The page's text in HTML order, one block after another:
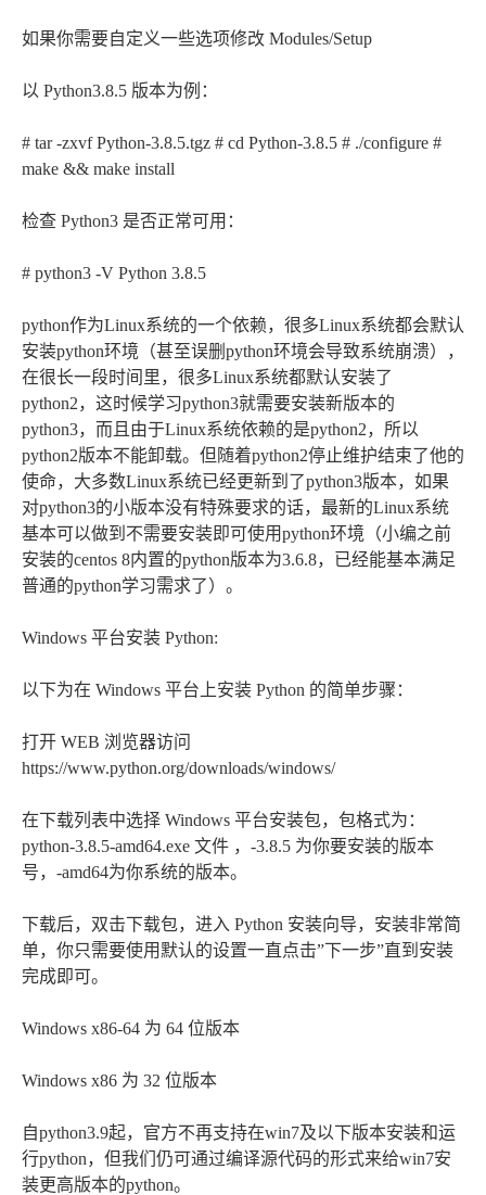
如果你需要自定义一些选项修改 Modules/Setup
以 Python3.8.5 版本为例：
# tar -zxvf Python-3.8.5.tgz # cd Python-3.8.5 # ./configure #
make && make install
检查 Python3 是否正常可用：
# python3 -V Python 3.8.5
python作为Linux系统的一个依赖，很多Linux系统都会默认
安装python环境（甚至误删python环境会导致系统崩溃），
在很长一段时间里，很多Linux系统都默认安装了
python2，这时候学习python3就需要安装新版本的
python3，而且由于Linux系统依赖的是python2，所以
python2版本不能卸载。但随着python2停止维护结束了他的
使命，大多数Linux系统已经更新到了python3版本，如果
对python3的小版本没有特殊要求的话，最新的Linux系统
基本可以做到不需要安装即可使用python环境（小编之前
安装的centos 8内置的python版本为3.6.8，已经能基本满足
普通的python学习需求了）。
Windows 平台安装 Python:
以下为在 Windows 平台上安装 Python 的简单步骤：
打开 WEB 浏览器访问
https://www.python.org/downloads/windows/
在下载列表中选择 Windows 平台安装包，包格式为：
python-3.8.5-amd64.exe 文件 ，-3.8.5 为你要安装的版本
号，-amd64为你系统的版本。
下载后，双击下载包，进入 Python 安装向导，安装非常简
单，你只需要使用默认的设置一直点击”下一步”直到安装
完成即可。
Windows x86-64 为 64 位版本
Windows x86 为 32 位版本
自python3.9起，官方不再支持在win7及以下版本安装和运
行python，但我们仍可通过编译源代码的形式来给win7安
装更高版本的python。